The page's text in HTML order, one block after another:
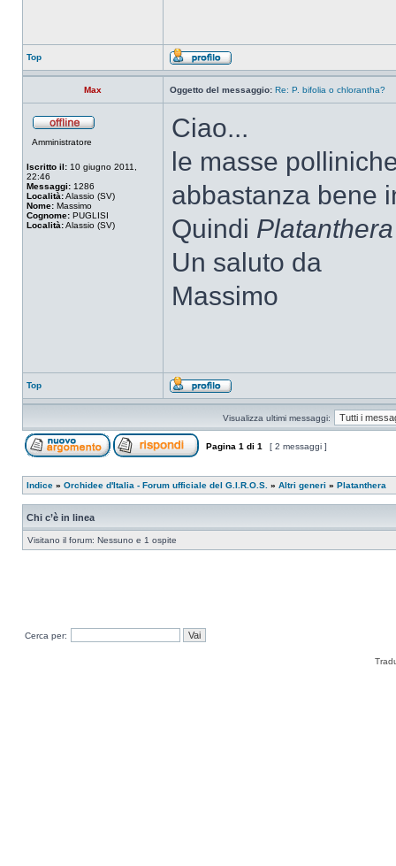
Top
Max Oggetto del messaggio: Re: P. bifolia o chlorantha?
Amministratore
Iscritto il: 10 giugno 2011,
22:46
Messaggi: 1286
Località:Alassio (SV)
Nome: Massimo
Cognome: PUGLISI
Località:Alassio (SV)
Ciao...
le masse
abbastanza bene
Quindi
Un saluto da
Massimo
Top
Visualizza ultimi messaggi:
Pagina 1 di 1 [ 2 messaggi ]
Indice » Orchidee d'Italia - Forum ufficiale del G.I.R.O.S. » Altri generi » Platanthera
Chi c’è in linea
Visitano il forum: Nessuno e 1 ospite
Cerca per: